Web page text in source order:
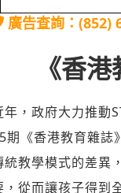
廣告查詢：(852)
《香
年，政府大力推動
期《香港教育雜誌
統教學模式的差異
，從而讓孩子得到